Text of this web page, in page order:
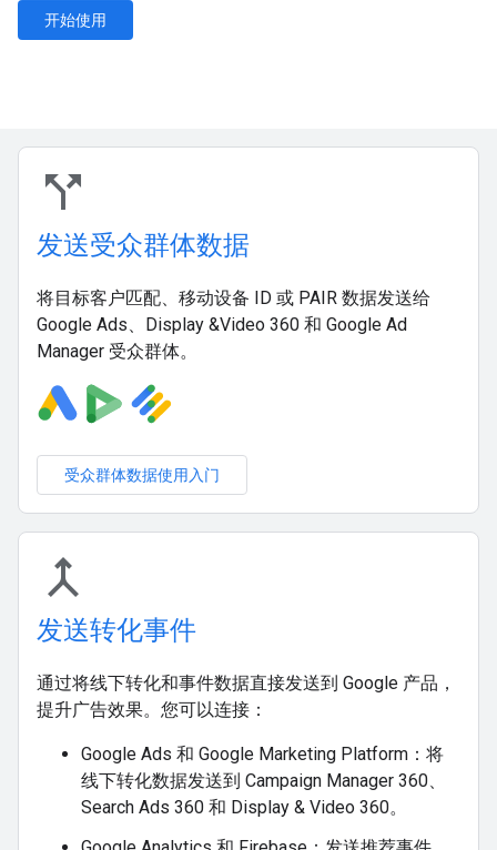
开始使用
call_split
发送受众群体数据
将目标客户匹配、移动设备 ID 或 PAIR 数据发送给
Google Ads、Display &Video 360 和 Google Ad
Manager 受众群体。
受众群体数据使用入门
merge
发送转化事件
通过将线下转化和事件数据直接发送到 Google 产品，
提升广告效果。您可以连接：
Google Ads 和 Google Marketing Platform：将
线下转化数据发送到 Campaign Manager 360、
Search Ads 360 和 Display & Video 360。